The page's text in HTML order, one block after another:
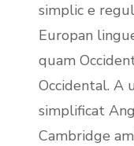
simplic e
Europan
quam
Occidental. A
simplificat
Cambridge